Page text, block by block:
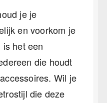
je je
en voorkom je
het een
die houdt
Wil je
die deze